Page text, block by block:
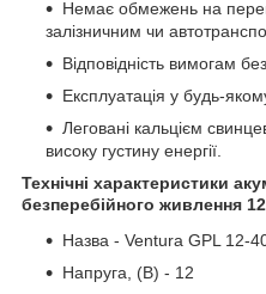
Немає обмежень на
залізничним чи
Відповідність вимогам
Експлуатація у будь-
Леговані кальцієм
високу густину енергії.
Технічні характеристики
безперебійного живлення
Назва - Ventura GPL 12-
Напруга, (В) - 12